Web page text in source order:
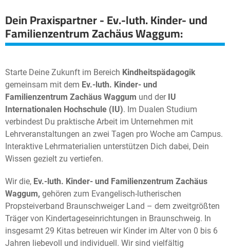
Dein Praxispartner - Ev.-luth. Kinder- und
Familienzentrum Zachäus Waggum:
Starte Deine Zukunft im Bereich Kindheitspädagogik
gemeinsam mit dem Ev.-luth. Kinder- und
Familienzentrum Zachäus Waggum und derIU
Internationalen Hochschule (IU). Im Dualen Studium
verbindest Du praktische Arbeit im Unternehmen mit
Lehrveranstaltungen an zwei Tagen pro Woche am Campus.
Interaktive Lehrmaterialien unterstützen Dich dabei, Dein
Wissen gezielt zu vertiefen.
Wir die, Ev.-luth. Kinder- und Familienzentrum Zachäus
Waggum, gehören zum Evangelisch-lutherischen
Propsteiverband Braunschweiger Land – dem zweitgrößten
Träger von Kindertageseinrichtungen in Braunschweig. In
insgesamt 29 Kitas betreuen wir Kinder im Alter von 0 bis 6
Jahren liebevoll und individuell. Wir sind vielfältig